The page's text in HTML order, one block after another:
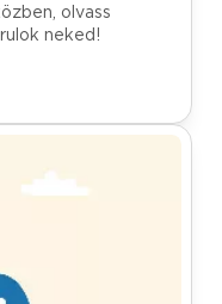
olvass
neked!